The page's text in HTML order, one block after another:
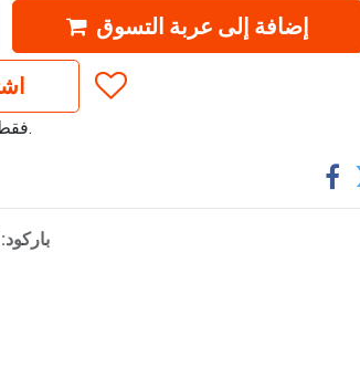
إضافة إلى عربة التسوق
فقط 5 الوحدات متبقي.
باركود: